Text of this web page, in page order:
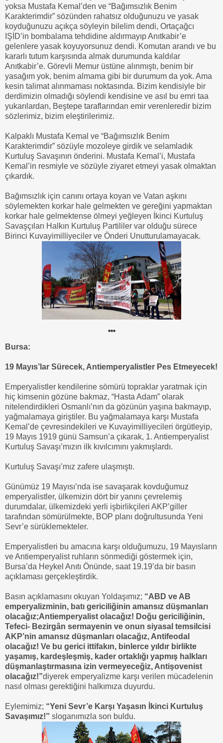
yoksa Mustafa Kemal’den ve “Bağımsızlık Benim
Karakterimdir” sözünden rahatsız olduğunuzu ve yasak
koyduğunuzu açıkça söyleyin bilelim dendi, Ortaçağcı
IŞİD’in bombalama tehdidine aldırmayıp Anıtkabir’e
gelenlere yasak koyuyorsunuz dendi. Komutan arandı ve bu
kararlı tutum karşısında almak durumunda kaldılar
Anıtkabir’e. Görevli Memur üstüne alınmıştı, benim bir
yasağım yok, benim almama gibi bir durumum da yok. Ama
kesin talimat alınmaması noktasında. Bizim kendisiyle bir
derdimizin olmadığı söylendi kendisine ve asıl bu emri taa
yukarılardan, Beştepe taraflarından emir verenleredir bizim
sözlerimiz, bizim eleştirilerimiz.
Kalpaklı Mustafa Kemal ve “Bağımsızlık Benim
Karakterimdir” sözüyle mozoleye girdik ve selamladık
Kurtuluş Savaşının önderini. Mustafa Kemal’i, Mustafa
Kemal’in resmiyle ve sözüyle ziyaret etmeyi yasak olmaktan
çıkardık.
Bağımsızlık için canını ortaya koyan ve Vatan aşkını
söylemekten korkar hale gelmekten ve gereğini yapmaktan
korkar hale gelmektense ölmeyi yeğleyen İkinci Kurtuluş
Savaşçıları Halkın Kurtuluş Partililer var olduğu sürece
Birinci Kuvayimilliyeciler ve Önderi Unutturulamayacak.
***
Bursa:
19 Mayıs’lar Sürecek, Antiemperyalistler Pes Etmeyecek!
Emperyalistler kendilerine sömürü topraklar yaratmak için
hiç kimsenin gözüne bakmaz, “Hasta Adam” olarak
nitelendirdikleri Osmanlı’nın da gözünün yaşına bakmayıp,
yağmalamaya giriştiler. Bu yağmalamaya karşı Mustafa
Kemal’de çevresindekileri ve Kuvayimilliyecileri örgütleyip,
19 Mayıs 1919 günü Samsun’a çıkarak, 1. Antiemperyalist
Kurtuluş Savaşı’mızın ilk kıvılcımını yakmışlardı.
Kurtuluş Savaşı’mız zafere ulaşmıştı.
Günümüz 19 Mayısı’nda ise savaşarak kovduğumuz
emperyalistler, ülkemizin dört bir yanını çevrelemiş
durumdalar, ülkemizdeki yerli işbirlikçileri AKP’giller
tarafından sömürülmekte, BOP planı doğrultusunda Yeni
Sevr’e sürüklemekteler.
Emperyalistleri bu amacına karşı olduğumuzu, 19 Mayısların
ve Antiemperyalist ruhların sönmediği göstermek için,
Bursa’da Heykel Anıtı Önünde, saat 19.19’da bir basın
açıklaması gerçekleştirdik.
Basın açıklamasını okuyan Yoldaşımız; “ABD ve AB
emperyalizminin, batı gericiliğinin amansız düşmanları
olacağız;Antiemperyalist olacağız! Doğu gericiliğinin,
Tefeci- Bezirgân sermayenin ve onun siyasal temsilcisi
AKP’nin amansız düşmanları olacağız, Antifeodal
olacağız! Ve bu gerici ittifakın, binlerce yıldır birlikte
yaşamış, kardeşleşmiş, kader ortaklığı yapmış halkları
düşmanlaştırmasına izin vermeyeceğiz, Antişovenist
olacağız!”diyerek emperyalizme karşı verilen mücadelenin
nasıl olması gerektiğini halkımıza duyurdu.
Eylemimiz; “Yeni Sevr’e Karşı Yaşasın İkinci Kurtuluş
Savaşımız!” sloganımızla son buldu.